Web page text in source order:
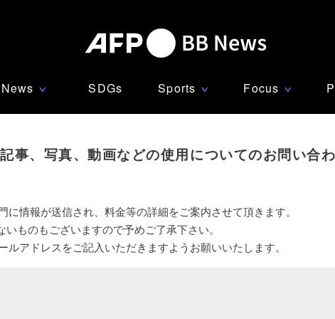
News ∨ SDGs Sports ∨ Focus ∨
記事、写真、動画などの使用についてのお問い合
情報が送信され、料金等の詳細をご案内させて頂きます。
ものもございますので予めご了承下さい。
ルアドレスをご記入いただきますようお願いいたします。